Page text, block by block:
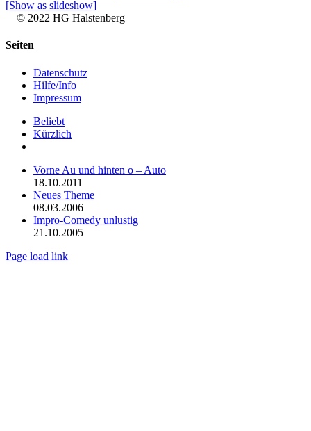
[Show as slideshow]
© 2022 HG Halstenberg
Toggle
Area
Seiten
Datenschutz
Hilfe/Info
Impressum
Beliebt
Kürzlich
Vorne Au und hinten o – Auto
18.10.2011
Neues Theme
08.03.2006
Impro-Comedy unlustig
21.10.2005
Page load link